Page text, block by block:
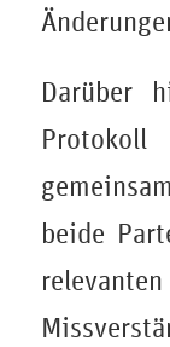
Darüber
beide